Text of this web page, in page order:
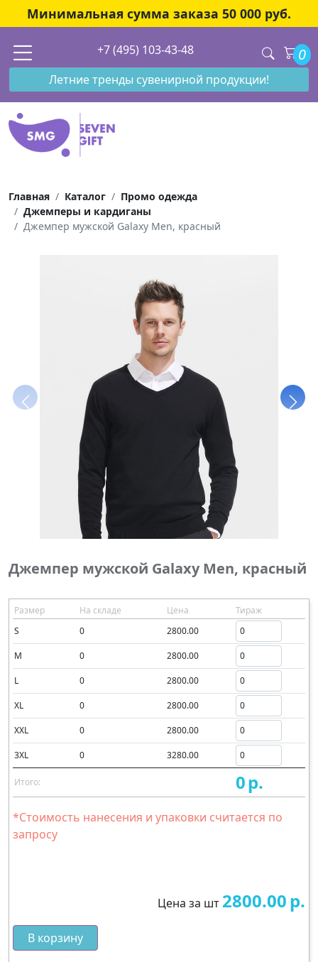
Минимальная сумма заказа 50 000 руб.
+7 (495) 103-43-48 0
Летние тренды сувенирной продукции!
Главная Каталог
Промо одежда
Джемперы и кардиганы
Джемпер мужской Galaxy Men, красный
Джемпер мужской Galaxy Men, красный
Размер На складе Цена
Тираж
S
0 2800.00
M 0 2800.00
L 0 2800.00
XL 0 2800.00
XXL 0 2800.00
3XL 0 3280.00
Итого: 0р.
*Стоимость нанесения и упаковки считается по
запросу
Цена за шт 2800.00р.
В корзину